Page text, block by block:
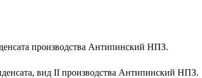
производства Антипинский НПЗ.
вид II производства Антипинский НПЗ.